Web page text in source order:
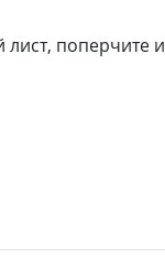
лист, поперчите и